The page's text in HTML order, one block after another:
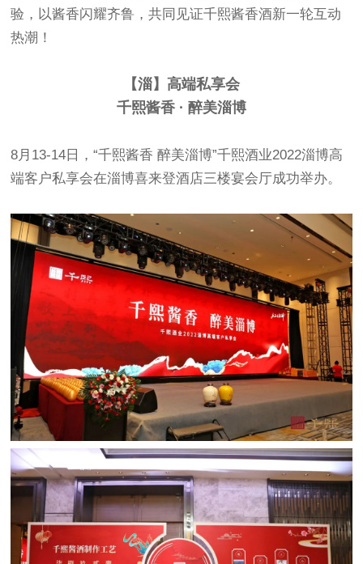
验，以酱香闪耀齐鲁，共同见证千熙酱香酒新一轮互动
热潮！
【淄】高端私享会
千熙酱香 · 醉美淄博
8月13-14日，“千熙酱香 醉美淄博”千熙酒业2022淄博高
端客户私享会在淄博喜来登酒店三楼宴会厅成功举办。